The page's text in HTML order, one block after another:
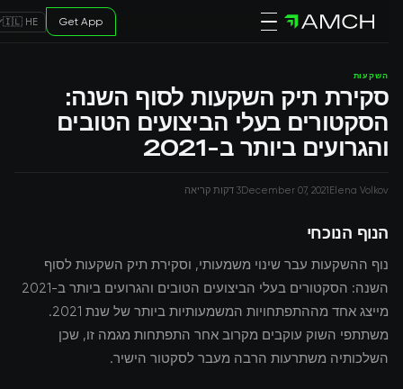
🇮🇱 HE Get App
השקעות
סקירת תיק השקעות לסוף השנה:
הסקטורים בעלי הביצועים הטובים
והגרועים ביותר ב-2021
Elena Volkov
December 07, 20213 דקות קריאה
הנוף הנוכחי
נוף ההשקעות עבר שינוי משמעותי, וסקירת תיק השקעות לסוף
השנה: הסקטורים בעלי הביצועים הטובים והגרועים ביותר ב-2021
מייצג אחד מההתפתחויות המשמעותיות ביותר של שנת 2021.
משתתפי השוק עוקבים מקרוב אחר התפתחות מגמה זו, שכן
השלכותיה משתרעות הרבה מעבר לסקטור הישיר.